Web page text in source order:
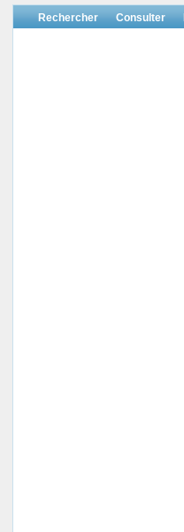
Rechercher Consulter